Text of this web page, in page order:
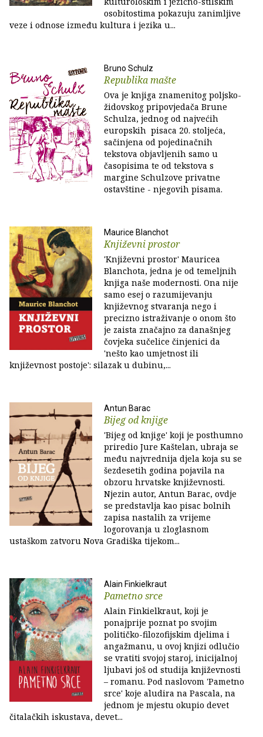
osobitostima pokazuju zanimljive
veze i odnose između kultura i jezika u...
Bruno Schulz
Republika mašte
Ova je knjiga znamenitog poljsko-
židovskog pripovjedača Brune
Schulza, jednog od najvećih
europskih pisaca 20. stoljeća,
sačinjena od pojedinačnih
tekstova objavljenih samo u
časopisima te od tekstova s
margine Schulzove privatne
ostavštine - njegovih pisama.
Maurice Blanchot
Književni prostor
'Književni prostor' Mauricea
Blanchota, jedna je od temeljnih
knjiga naše modernosti. Ona nije
samo esej o razumijevanju
književnog stvaranja nego i
precizno istraživanje o onom što
je zaista značajno za današnjeg
čovjeka sučelice činjenici da
'nešto kao umjetnost ili
književnost postoje': silazak u dubinu,...
Antun Barac
Bijeg od knjige
'Bijeg od knjige' koji je posthumno
priredio Jure Kaštelan, ubraja se
među najvrednija djela koja su se
šezdesetih godina pojavila na
obzoru hrvatske književnosti.
Njezin autor, Antun Barac, ovdje
se predstavlja kao pisac bolnih
zapisa nastalih za vrijeme
logorovanja u zloglasnom
ustaškom zatvoru Nova Gradiška tijekom...
Alain Finkielkraut
Pametno srce
Alain Finkielkraut, koji je
ponajprije poznat po svojim
političko-filozofijskim djelima i
angažmanu, u ovoj knjizi odlučio
se vratiti svojoj staroj, inicijalnoj
ljubavi još od studija književnosti
– romanu. Pod naslovom 'Pametno
srce' koje aludira na Pascala, na
jednom je mjestu okupio devet
čitalačkih iskustava, devet...